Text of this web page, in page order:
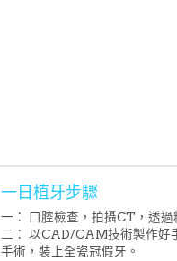
一日植牙步驟
一： 口腔檢查，拍攝CT，透
二： 以CAD/CAM技術製作好
手術，裝上全瓷冠假牙。